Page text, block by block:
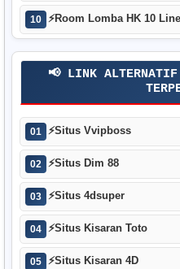
10 ⚡Room Lomba HK 10 Line
📢 LINK
01 ⚡Situs Vvipboss
02 ⚡Situs Dim 88
03 ⚡Situs 4dsuper
04 ⚡Situs Kisaran Toto
05 ⚡Situs Kisaran 4D